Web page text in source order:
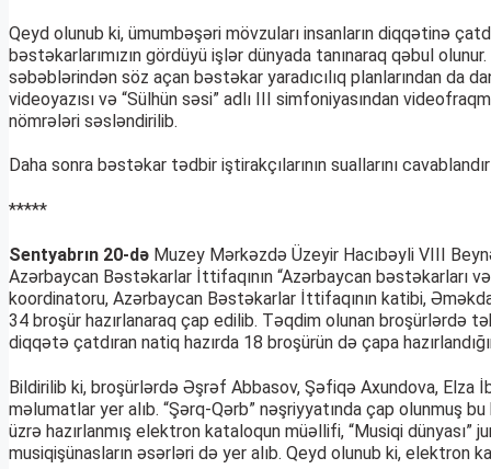
Qeyd olunub ki, ümumbəşəri mövzuları insanların diqqətinə
bəstəkarlarımızın gördüyü işlər dünyada tanınaraq qəbul
səbəblərindən söz açan bəstəkar yaradıcılıq planlarından da
videoyazısı və “Sülhün səsi” adlı III simfoniyasından
nömrələri səsləndirilib.
Daha sonra bəstəkar tədbir iştirakçılarının suallarını
*****
Sentyabrın 20-də Muzey Mərkəzdə Üzeyir Hacıbəyli VIII
Azərbaycan Bəstəkarlar İttifaqının “Azərbaycan bəstəkarları
koordinatoru, Azərbaycan Bəstəkarlar İttifaqının katibi,
34 broşür hazırlanaraq çap edilib. Təqdim olunan broşürlərdə
diqqətə çatdıran natiq hazırda 18 broşürün də çapa
Bildirilib ki, broşürlərdə Əşrəf Abbasov, Şəfiqə Axundova, Elza
məlumatlar yer alıb. “Şərq-Qərb” nəşriyyatında çap olunmuş
üzrə hazırlanmış elektron kataloqun müəllifi, “Musiqi
musiqişünasların əsərləri də yer alıb. Qeyd olunub ki,